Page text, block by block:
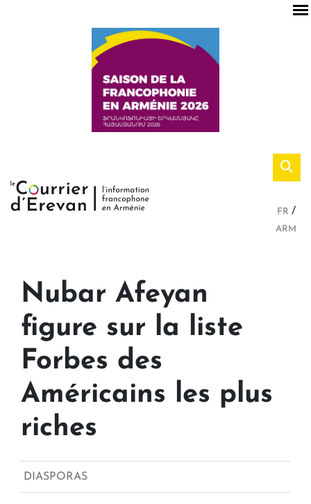
FR
ARM
Nubar Afeyan
figure sur la liste
Forbes des
Américains les plus
riches
DIASPORAS